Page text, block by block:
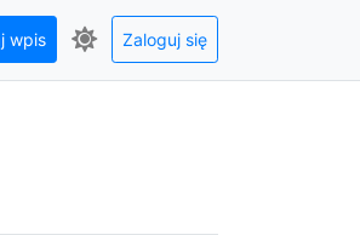
wpis Zaloguj się